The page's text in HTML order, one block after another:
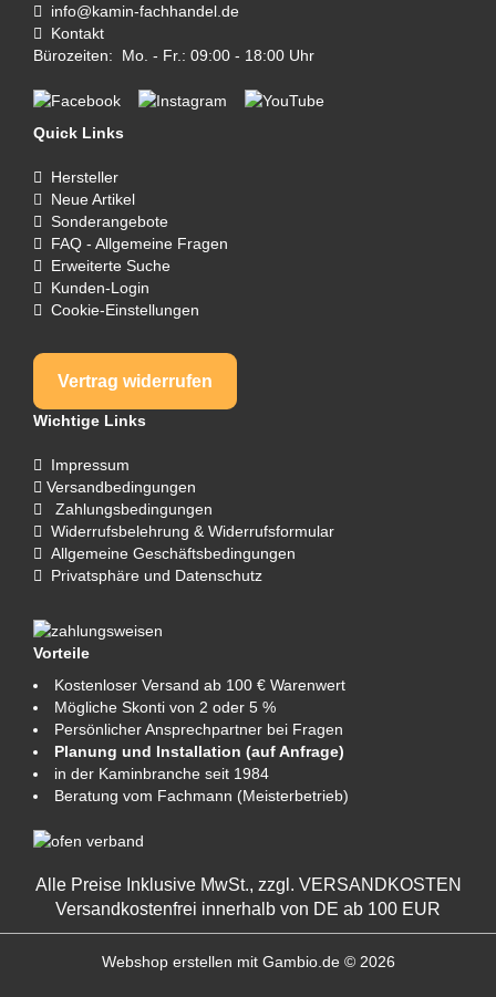
info@kamin-fachhandel.de
Kontakt
Bürozeiten: Mo. - Fr.: 09:00 - 18:00 Uhr
Quick Links
Hersteller
Neue Artikel
Sonderangebote
FAQ - Allgemeine Fragen
Erweiterte Suche
Kunden-Login
Cookie-Einstellungen
Vertrag widerrufen
Wichtige Links
Impressum
Versandbedingungen
Zahlungsbedingungen
Widerrufsbelehrung & Widerrufsformular
Allgemeine Geschäftsbedingungen
Privatsphäre und Datenschutz
Vorteile
Kostenloser Versand ab 100 € Warenwert
Mögliche Skonti von 2 oder 5 %
Persönlicher Ansprechpartner bei Fragen
Planung und Installation (auf Anfrage)
in der Kaminbranche seit 1984
Beratung vom Fachmann (Meisterbetrieb)
Alle Preise Inklusive MwSt., zzgl. VERSANDKOSTEN
Versandkostenfrei innerhalb von DE ab 100 EUR
Webshop erstellen mit Gambio.de © 2026